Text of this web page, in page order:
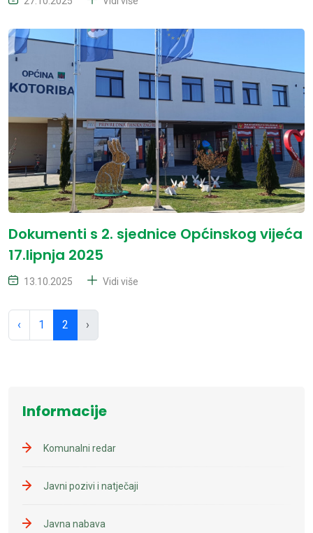
Dokumenti s 2. sjednice Općinskog vijeća
17.lipnja 2025
13.10.2025 Vidi više
‹ 1 2 ›
Informacije
Komunalni redar
Javni pozivi i natječaji
Javna nabava